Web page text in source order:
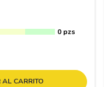
0 pzs
AL CARRITO